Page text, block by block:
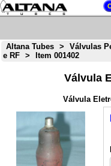
Altana Tubes > Válvulas
e RF
> Item 001402
Válvula
Válvula